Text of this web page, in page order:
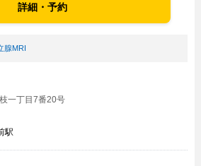
詳細・予約
腺MRI
一丁目7番20号
駅